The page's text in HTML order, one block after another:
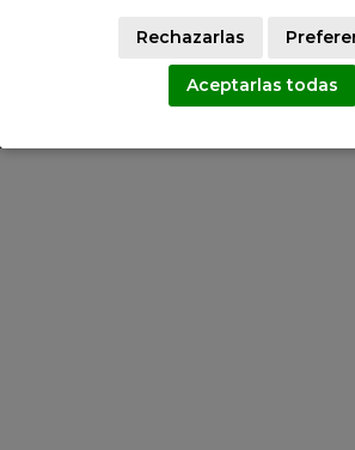
Copyright Federación de Baloncesto
Aviso legal
Rechazarlas
Aceptarlas todas